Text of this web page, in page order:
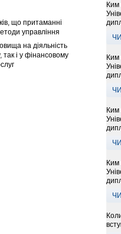
Ким
Ким
Ким
Ким
що притаманні
управління
на діяльність
так і у фінансовому